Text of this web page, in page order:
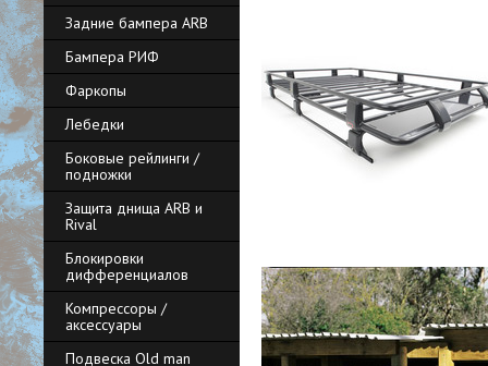
Задние бампера ARB
Бампера РИФ
Фаркопы
Лебедки
Боковые рейлинги /
подножки
Защита днища ARB и
Rival
Блокировки
дифференциалов
Компрессоры /
аксессуары
Подвеска Old man